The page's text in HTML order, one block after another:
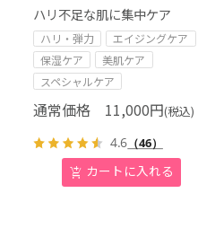
ハリ不足な肌に集中ケア
ハリ・弾力
エイジングケア
保湿ケア
美肌ケア
スペシャルケア
通常価格11,000円(税込)
4.6 （46）